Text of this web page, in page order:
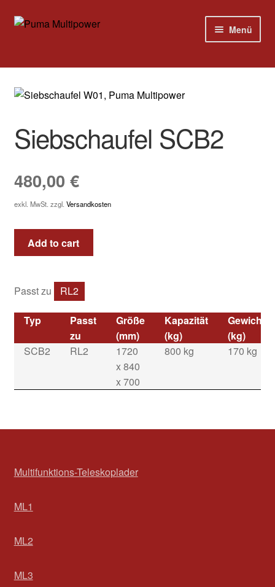
Zur
Zum
Menü
Home
Modelle
Versandkosten
Impressum
Siebschaufel SCB2
480,00 €
exkl. MwSt. zzgl. Versandkosten
Add to cart
Passt zu RL2
Typ
Passt
zu
Größe
(mm)
Kapazität
(kg)
Gewicht
(kg)
SCB2
RL2
1720
x 840
x 700
800 kg 170 kg
Multifunktions-Teleskoplader
ML1
ML2
ML3